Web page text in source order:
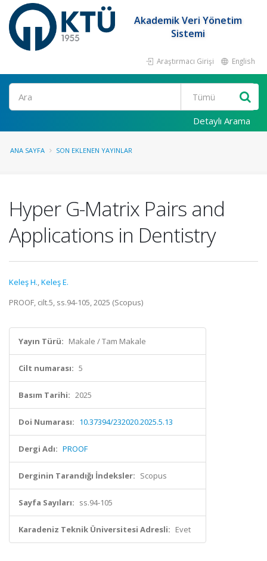
Akademik Veri Yönetim
Sistemi
Araştırmacı Girişi English
Ara
Detaylı Arama
ANA SAYFA SON EKLENEN YAYINLAR
Hyper G-Matrix Pairs and
Applications in Dentistry
Keleş H.,Keleş E.
PROOF, cilt.5, ss.94-105, 2025 (Scopus)
Yayın Türü: Makale / Tam Makale
Cilt numarası: 5
Basım Tarihi: 2025
Doi Numarası: 10.37394/232020.2025.5.13
Dergi Adı: PROOF
Derginin Tarandığı İndeksler: Scopus
Sayfa Sayıları: ss.94-105
Karadeniz Teknik Üniversitesi Adresli: Evet